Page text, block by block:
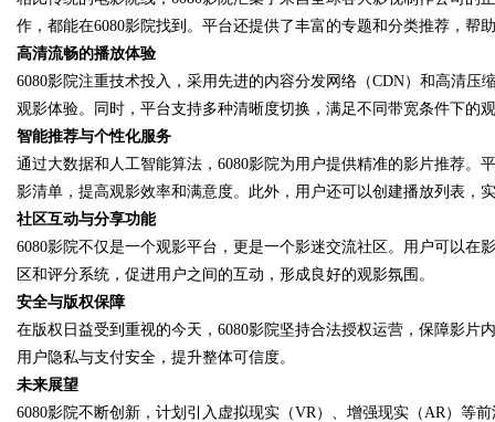
!
Bo
作，都能在6080影院找到。平台还提供了丰富的专题和分类推荐，帮
高清流畅的播放体验
6080影院注重技术投入，采用先进的内容分发网络（CDN）和高清
观影体验。同时，平台支持多种清晰度切换，满足不同带宽条件下的
智能推荐与个性化服务
通过大数据和人工智能算法，6080影院为用户提供精准的影片推荐
影清单，提高观影效率和满意度。此外，用户还可以创建播放列表，
社区互动与分享功能
6080影院不仅是一个观影平台，更是一个影迷交流社区。用户可以
区和评分系统，促进用户之间的互动，形成良好的观影氛围。
安全与版权保障
在版权日益受到重视的今天，6080影院坚持合法授权运营，保障影
用户隐私与支付安全，提升整体可信度。
未来展望
6080影院不断创新，计划引入虚拟现实（VR）、增强现实（AR）等